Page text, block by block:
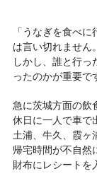
「うなぎを食べ
は言い切れません。
しかし、誰と行
ったのかが重要で
急に茨城方面の飲
休日に一人で車で
土浦、牛久、霞ヶ
帰宅時間が不自然
財布にレシートを